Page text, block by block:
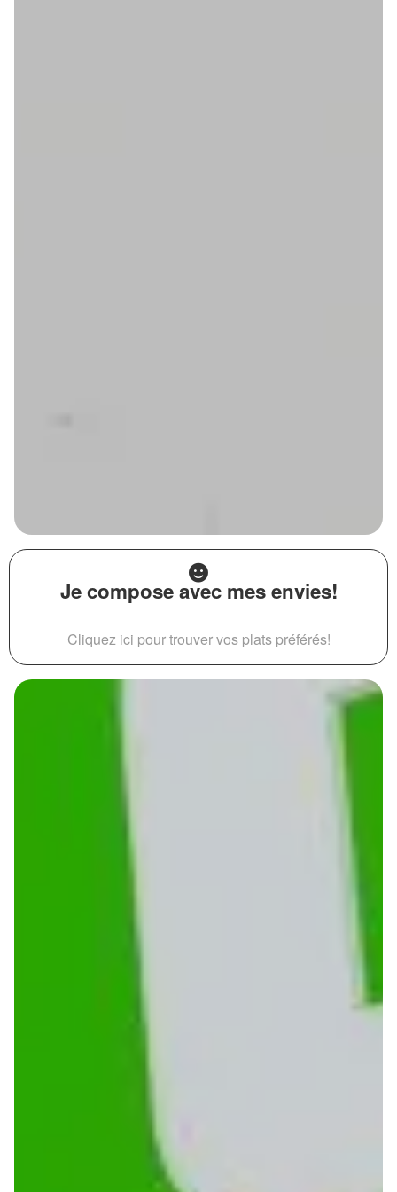
Je compose avec mes envies!
Cliquez ici pour trouver vos plats préférés!